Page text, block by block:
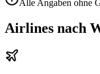
Alle Angaben ohne
Airlines nach